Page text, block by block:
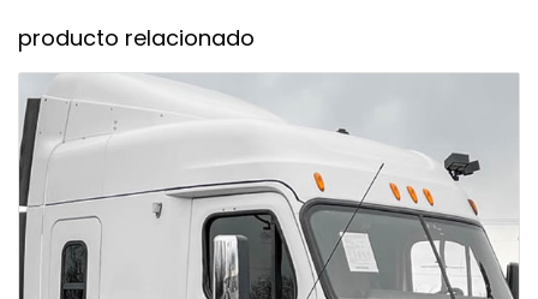
producto relacionado